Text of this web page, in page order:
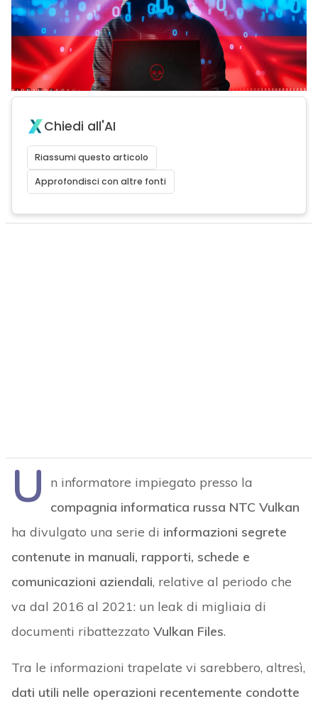
Chiedi all'AI
Riassumi questo articolo
Approfondisci con altre fonti
U
n informatore impiegato presso la
compagnia informatica russa NTC Vulkan
ha divulgato una serie di informazioni segrete
contenute in manuali, rapporti, schede e
comunicazioni aziendali, relative al periodo che
va dal 2016 al 2021: un leak di migliaia di
documenti ribattezzato Vulkan Files.
Tra le informazioni trapelate vi sarebbero, altresì,
dati utili nelle operazioni recentemente condotte